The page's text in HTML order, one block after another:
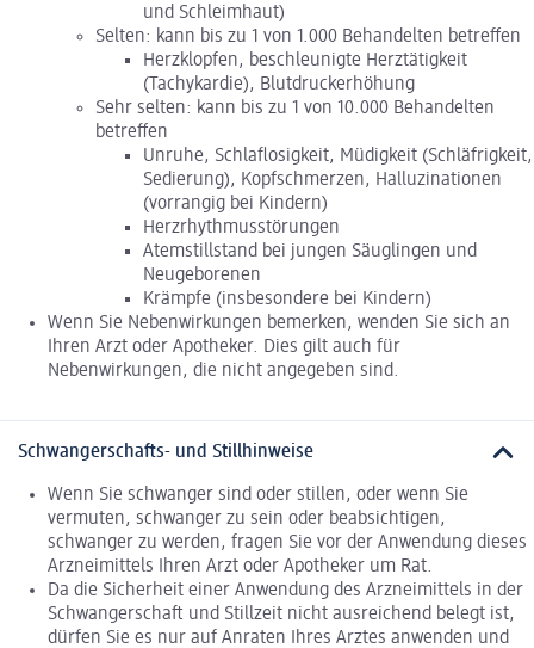
und Schleimhaut)
Selten: kann bis zu 1 von 1.000 Behandelten betreffen
Herzklopfen, beschleunigte Herztätigkeit
(Tachykardie), Blutdruckerhöhung
Sehr selten: kann bis zu 1 von 10.000 Behandelten
betreffen
Unruhe, Schlaflosigkeit, Müdigkeit (Schläfrigkeit,
Sedierung), Kopfschmerzen, Halluzinationen
(vorrangig bei Kindern)
Herzrhythmusstörungen
Atemstillstand bei jungen Säuglingen und
Neugeborenen
Krämpfe (insbesondere bei Kindern)
Wenn Sie Nebenwirkungen bemerken, wenden Sie sich an
Ihren Arzt oder Apotheker. Dies gilt auch für
Nebenwirkungen, die nicht angegeben sind.
Schwangerschafts- und Stillhinweise
Wenn Sie schwanger sind oder stillen, oder wenn Sie
vermuten, schwanger zu sein oder beabsichtigen,
schwanger zu werden, fragen Sie vor der Anwendung dieses
Arzneimittels Ihren Arzt oder Apotheker um Rat.
Da die Sicherheit einer Anwendung des Arzneimittels in der
Schwangerschaft und Stillzeit nicht ausreichend belegt ist,
dürfen Sie es nur auf Anraten Ihres Arztes anwenden und